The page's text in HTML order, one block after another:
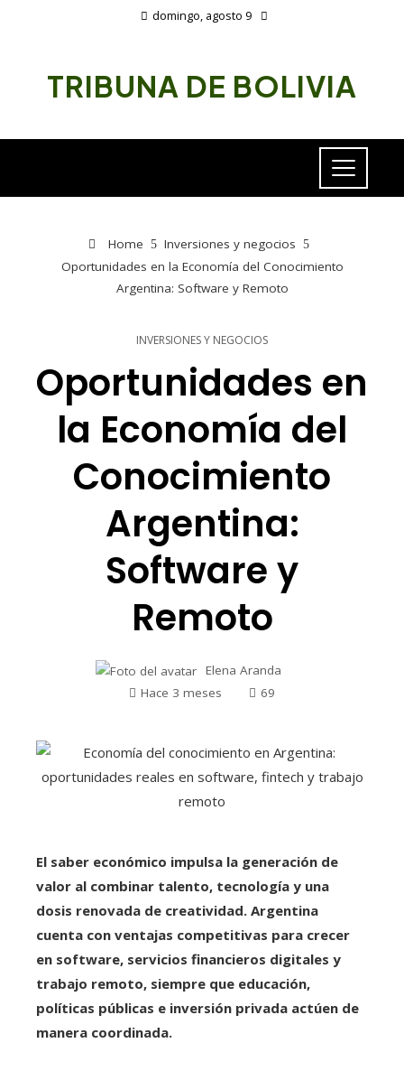
domingo, agosto 9
TRIBUNA DE BOLIVIA
Home
Inversiones y negocios
Oportunidades en la Economía del Conocimiento
Argentina: Software y Remoto
INVERSIONES Y NEGOCIOS
Oportunidades en
la Economía del
Conocimiento
Argentina:
Software y
Remoto
Elena Aranda
Hace 3 meses
69
El saber económico impulsa la generación de
valor al combinar talento, tecnología y una
dosis renovada de creatividad. Argentina
cuenta con ventajas competitivas para crecer
en software, servicios financieros digitales y
trabajo remoto, siempre que educación,
políticas públicas e inversión privada actúen de
manera coordinada.